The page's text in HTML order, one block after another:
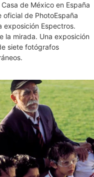
de México en España
oficial de PhotoEspaña
exposición Espectros.
la mirada. Una exposición
siete fotógrafos